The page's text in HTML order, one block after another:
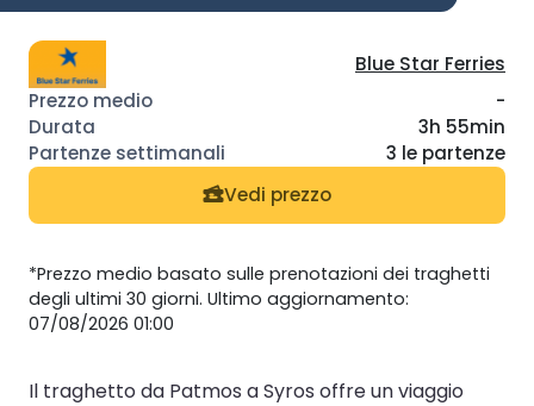
Blue Star Ferries
-
3h 55min
3 le partenze
Vedi prezzo
*Prezzo medio basato sulle prenotazioni dei traghetti
degli ultimi 30 giorni. Ultimo aggiornamento:
07/08/2026 01:00
Il traghetto da Patmos a Syros offre un viaggio